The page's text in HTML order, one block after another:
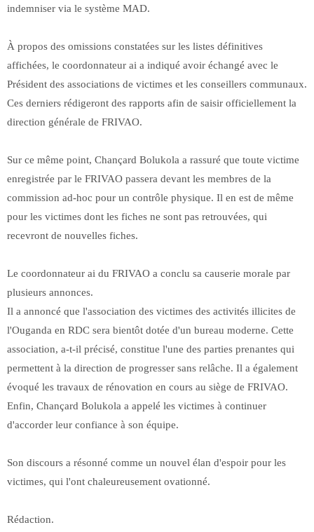
indemniser via le système MAD.
À propos des omissions constatées sur les listes définitives
affichées, le coordonnateur ai a indiqué avoir échangé avec le
Président des associations de victimes et les conseillers communaux.
Ces derniers rédigeront des rapports afin de saisir officiellement la
direction générale de FRIVAO.
Sur ce même point, Chançard Bolukola a rassuré que toute victime
enregistrée par le FRIVAO passera devant les membres de la
commission ad-hoc pour un contrôle physique. Il en est de même
pour les victimes dont les fiches ne sont pas retrouvées, qui
recevront de nouvelles fiches.
Le coordonnateur ai du FRIVAO a conclu sa causerie morale par
plusieurs annonces.
Il a annoncé que l'association des victimes des activités illicites de
l'Ouganda en RDC sera bientôt dotée d'un bureau moderne. Cette
association, a-t-il précisé, constitue l'une des parties prenantes qui
permettent à la direction de progresser sans relâche. Il a également
évoqué les travaux de rénovation en cours au siège de FRIVAO.
Enfin, Chançard Bolukola a appelé les victimes à continuer
d'accorder leur confiance à son équipe.
Son discours a résonné comme un nouvel élan d'espoir pour les
victimes, qui l'ont chaleureusement ovationné.
Rédaction.